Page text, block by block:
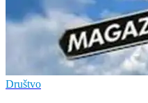
Društvo